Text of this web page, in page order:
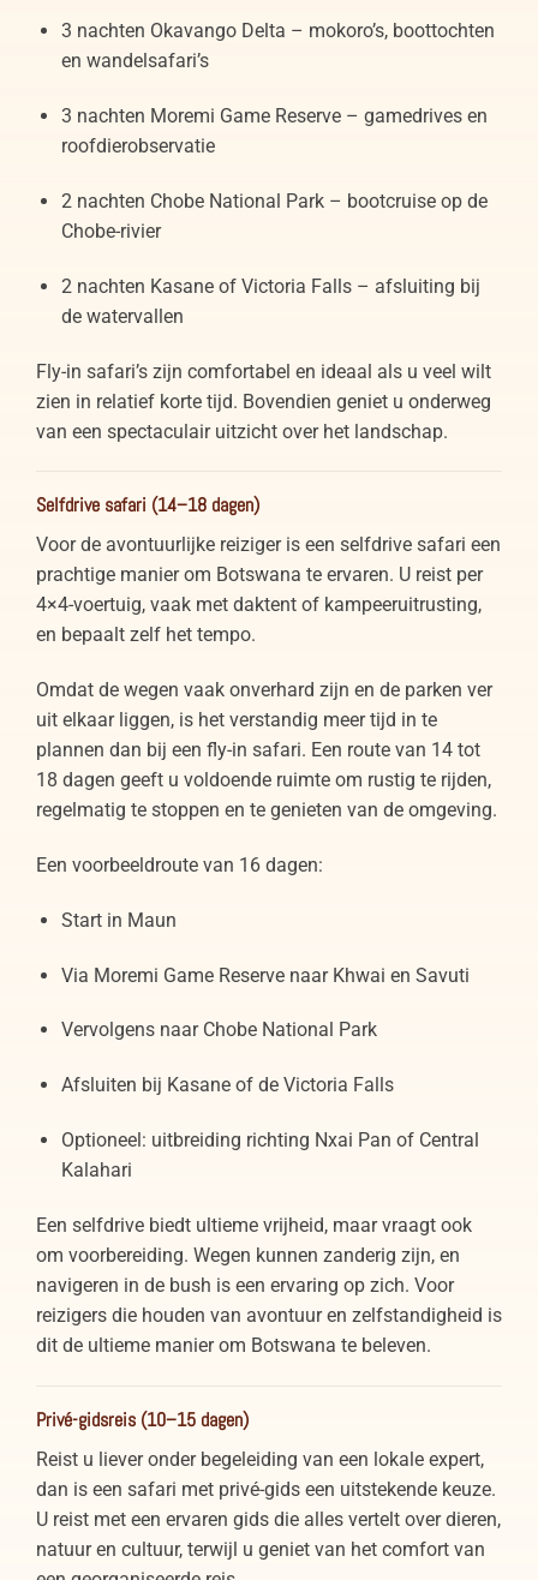
3 nachten Okavango Delta – mokoro’s, boottochten
en wandelsafari’s
3 nachten Moremi Game Reserve – gamedrives en
roofdierobservatie
2 nachten Chobe National Park – bootcruise op de
Chobe-rivier
2 nachten Kasane of Victoria Falls – afsluiting bij
de watervallen
Fly-in safari’s zijn comfortabel en ideaal als u veel wilt
zien in relatief korte tijd. Bovendien geniet u onderweg
van een spectaculair uitzicht over het landschap.
Selfdrive safari (14–18 dagen)
Voor de avontuurlijke reiziger is een selfdrive safari een
prachtige manier om Botswana te ervaren. U reist per
4×4-voertuig, vaak met daktent of kampeeruitrusting,
en bepaalt zelf het tempo.
Omdat de wegen vaak onverhard zijn en de parken ver
uit elkaar liggen, is het verstandig meer tijd in te
plannen dan bij een fly-in safari. Een route van 14 tot
18 dagen geeft u voldoende ruimte om rustig te rijden,
regelmatig te stoppen en te genieten van de omgeving.
Een voorbeeldroute van 16 dagen:
Start in Maun
Via Moremi Game Reserve naar Khwai en Savuti
Vervolgens naar Chobe National Park
Afsluiten bij Kasane of de Victoria Falls
Optioneel: uitbreiding richting Nxai Pan of Central
Kalahari
Een selfdrive biedt ultieme vrijheid, maar vraagt ook
om voorbereiding. Wegen kunnen zanderig zijn, en
navigeren in de bush is een ervaring op zich. Voor
reizigers die houden van avontuur en zelfstandigheid is
dit de ultieme manier om Botswana te beleven.
Privé-gidsreis (10–15 dagen)
Reist u liever onder begeleiding van een lokale expert,
dan is een safari met privé-gids een uitstekende keuze.
U reist met een ervaren gids die alles vertelt over dieren,
natuur en cultuur, terwijl u geniet van het comfort van